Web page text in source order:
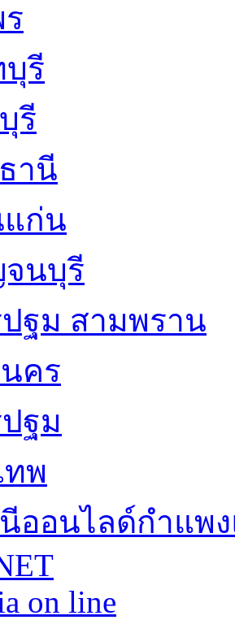
รี
รี
านี
ก่น
นบุรี
ฐม สามพราน
คร
ฐม
ทพ
ออนไลด์กำแพ
on line